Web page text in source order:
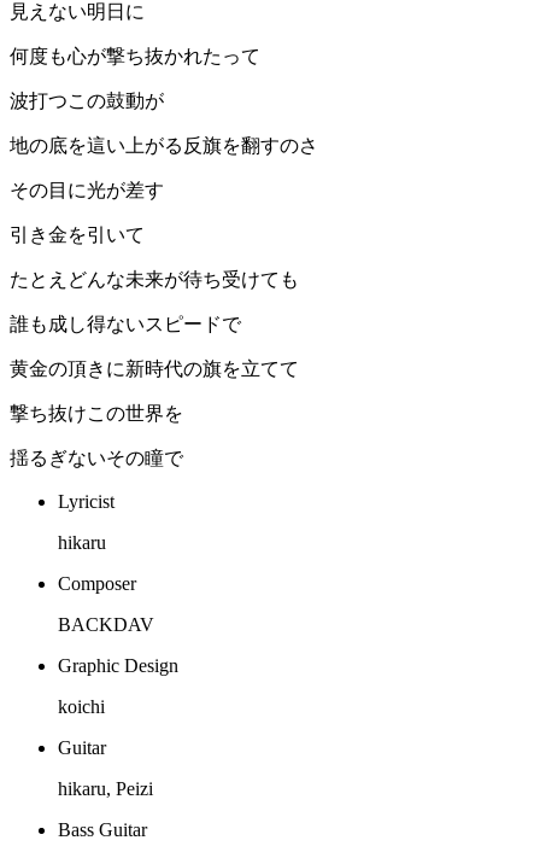
見えない明日に
何度も心が撃ち抜かれたって
波打つこの鼓動が
地の底を這い上がる反旗を翻すのさ
その目に光が差す
引き金を引いて
たとえどんな未来が待ち受けても
誰も成し得ないスピードで
黄金の頂きに新時代の旗を立てて
撃ち抜けこの世界を
揺るぎないその瞳で
Lyricist
hikaru
Composer
BACKDAV
Graphic Design
koichi
Guitar
hikaru, Peizi
Bass Guitar